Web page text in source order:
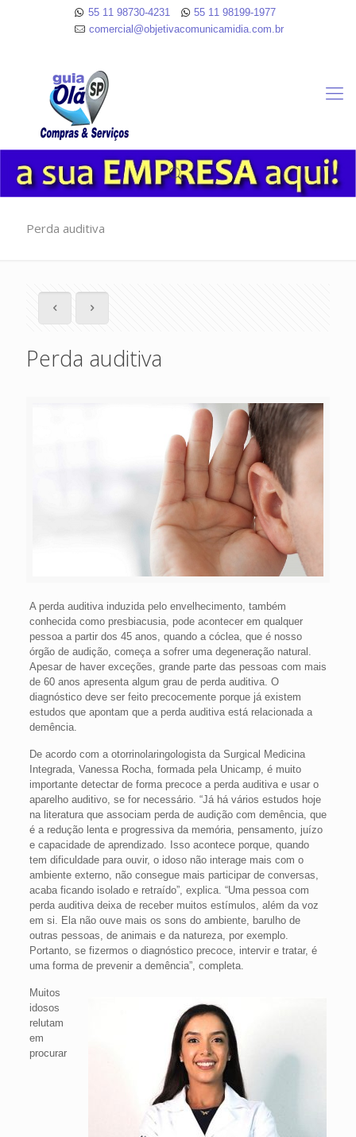
55 11 98730-4231
55 11 98199-1977
comercial@objetivacomunicamidia.com.br
Perda auditiva
Perda auditiva
A perda auditiva induzida pelo envelhecimento, também
conhecida como presbiacusia, pode acontecer em qualquer
pessoa a partir dos 45 anos, quando a cóclea, que é nosso
órgão de audição, começa a sofrer uma degeneração natural.
Apesar de haver exceções, grande parte das pessoas com mais
de 60 anos apresenta algum grau de perda auditiva. O
diagnóstico deve ser feito precocemente porque já existem
estudos que apontam que a perda auditiva está relacionada a
demência.
De acordo com a otorrinolaringologista da Surgical Medicina
Integrada, Vanessa Rocha, formada pela Unicamp, é muito
importante detectar de forma precoce a perda auditiva e usar o
aparelho auditivo, se for necessário. “Já há vários estudos hoje
na literatura que associam perda de audição com demência, que
é a redução lenta e progressiva da memória, pensamento, juízo
e capacidade de aprendizado. Isso acontece porque, quando
tem dificuldade para ouvir, o idoso não interage mais com o
ambiente externo, não consegue mais participar de conversas,
acaba ficando isolado e retraído”, explica. “Uma pessoa com
perda auditiva deixa de receber muitos estímulos, além da voz
em si. Ela não ouve mais os sons do ambiente, barulho de
outras pessoas, de animais e da natureza, por exemplo.
Portanto, se fizermos o diagnóstico precoce, intervir e tratar, é
uma forma de prevenir a demência”, completa.
Muitos
idosos
relutam
em
procurar